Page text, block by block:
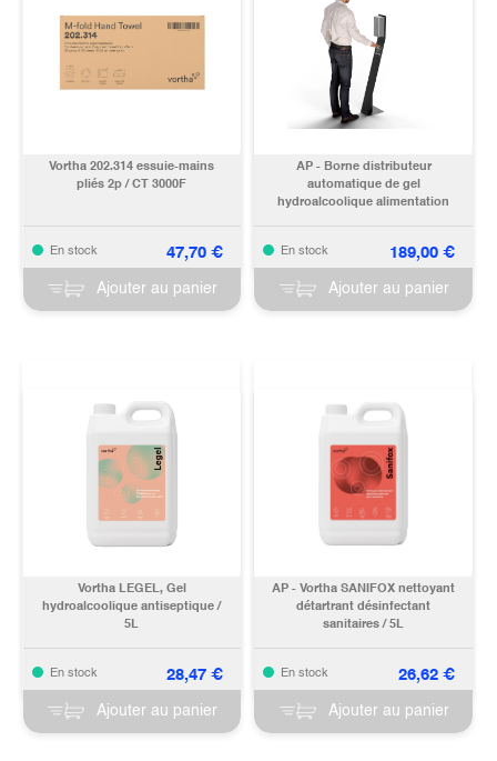
Vortha 202.314 essuie-mains
pliés 2p / CT 3000F
En stock 47,70€
Ajouter au panier
AP - Borne distributeur
automatique de gel
hydroalcoolique alimentation
En stock 189,00€
Ajouter au panier
Vortha LEGEL, Gel
hydroalcoolique antiseptique /
5L
En stock 28,47€
Ajouter au panier
AP - Vortha SANIFOX nettoyant
détartrant désinfectant
sanitaires / 5L
En stock 26,62€
Ajouter au panier